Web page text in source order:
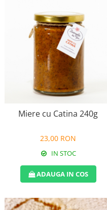
Miere cu Catina 240g
23,00 RON
IN STOC
ADAUGA IN COS